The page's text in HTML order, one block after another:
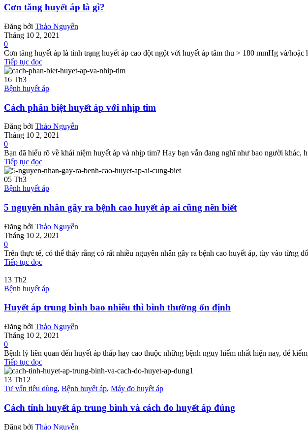
Cơn tăng huyết áp là gì?
Đăng bởi Thảo Nguyễn
Tháng 10 2, 2021
0
Cơn tăng huyết áp là tình trạng huyết áp cao đột ngột với huyết áp tâm thu > 180 mmHg và/
Tiếp tục đọc
16 Th3
Bệnh huyết áp
Cách phân biệt huyết áp với nhịp tim
Đăng bởi Thảo Nguyễn
Tháng 10 2, 2021
0
Bạn đã hiểu rõ về khái niệm huyết áp và nhịp tim? Hay bạn vẫn đang nghĩ như bao người khác,
Tiếp tục đọc
05 Th3
Bệnh huyết áp
5 nguyên nhân gây ra bệnh cao huyết áp ai cũng nên biết
Đăng bởi Thảo Nguyễn
Tháng 10 2, 2021
0
Trên thực tế, có thể thấy rằng có rất nhiều nguyên nhân gây ra bệnh cao huyết áp, tùy vào từng
Tiếp tục đọc
13 Th2
Bệnh huyết áp
Huyết áp trung bình bao nhiêu thì bình thường ổn định
Đăng bởi Thảo Nguyễn
Tháng 10 2, 2021
0
Bệnh lý liên quan đến huyết áp thấp hay cao thuộc những bệnh nguy hiểm nhất hiện nay, để
Tiếp tục đọc
13 Th12
Tư vấn tiêu dùng, Bệnh huyết áp, Máy đo huyết áp
Cách tính huyết áp trung bình và cách đo huyết áp đúng
Đăng bởi Thảo Nguyễn